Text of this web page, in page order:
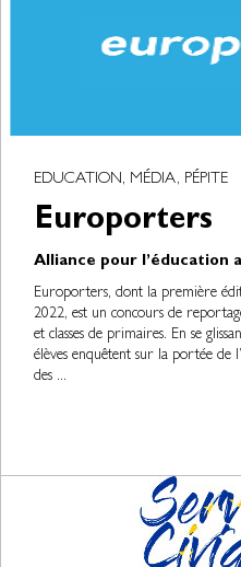
EDUCATION, MÉDIA, PÉPITE
Europorters
Alliance pour l’éducation
Europorters, dont la première
2022, est un concours de
et classes de primaires. En se
élèves enquêtent sur la portée de
des ...